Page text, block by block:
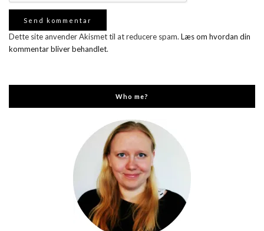
Dette site anvender Akismet til at reducere spam. Læs om hvordan din
kommentar bliver behandlet.
Who me?